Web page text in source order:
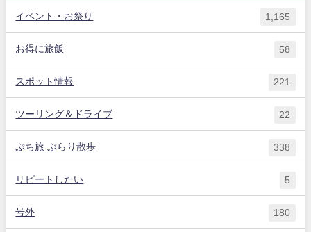
イベント・お祭り 1,165
お得に旅飯 58
スポット情報 221
ツーリング＆ドライブ 22
ぷち旅 ぶらり散歩 338
リピートしたい 5
号外 180